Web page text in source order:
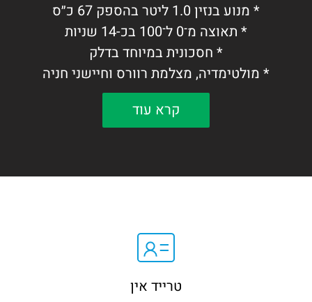
* מנוע בנזין 1.0 ליטר בהספק 67 כ״ס
* תאוצה מ־0 ל־100 בכ-14 שניות
* חסכונית במיוחד בדלק
* מולטימדיה, מצלמת רוורס וחיישני חניה
* מערכות בטיחות מקוריות
רכב עירוני קומפקטי, אמין וחסכוני במיוחד.
קרא עוד
טרייד אין